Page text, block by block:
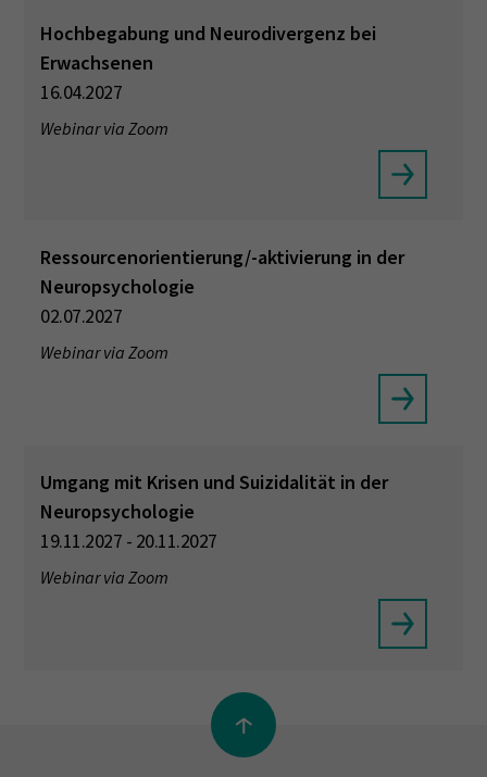
Hochbegabung und Neurodivergenz bei
Erwachsenen
16.04.2027
Webinar via Zoom
Ressourcenorientierung/-aktivierung in der
Neuropsychologie
02.07.2027
Webinar via Zoom
Umgang mit Krisen und Suizidalität in der
Neuropsychologie
19.11.2027 - 20.11.2027
Webinar via Zoom